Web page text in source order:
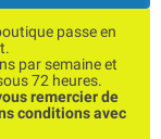
passe en
par semaine et
72 heures.
remercier de
conditions avec